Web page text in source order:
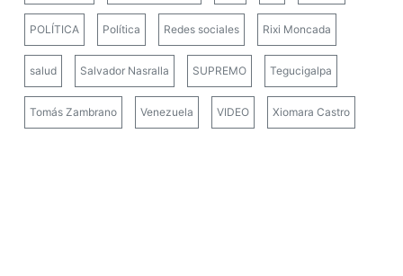
POLÍTICA Política Redes sociales Rixi Moncada
salud Salvador Nasralla SUPREMO Tegucigalpa
Tomás Zambrano Venezuela VIDEO Xiomara Castro